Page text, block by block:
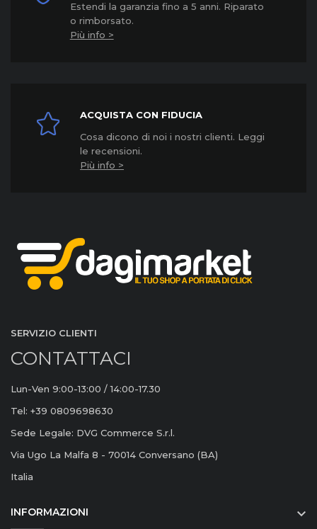
Estendi la garanzia fino a 5 anni. Riparato
o rimborsato.
Più info >
ACQUISTA CON FIDUCIA
Cosa dicono di noi i nostri clienti. Leggi
le recensioni.
Più info >
SERVIZIO CLIENTI
CONTATTACI
Lun-Ven 9:00-13:00 / 14:00-17.30
Tel: +39 0809698630
Sede Legale: DVG Commerce S.r.l.
Via Ugo La Malfa 8 - 70014 Conversano (BA)
Italia
INFORMAZIONI 